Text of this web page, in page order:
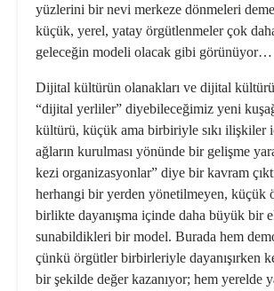
yüzlerini bir nevi merkeze dönmeleri
küçük, yerel, yatay örgütlenme­ler çok
geleceğin mo­deli olacak gibi görünüyor…
Dijital kültürün olanakları ve dijital
“dijital yerliler” diyebileceğimiz yeni
kültürü, küçük ama birbiriyle sıkı iliş­kiler
ağların kurulması yö­nünde bir gelişme
kezi organizasyonlar” diye bir kavram
herhangi bir yerden yönetilmeyen, küçük
birlikte dayanışma içinde daha büyük bir
sunabildikleri bir model. Burada hem
çünkü ör­gütler birbirleriyle dayanışırken
bir şekilde değer kazanıyor; hem yerelde